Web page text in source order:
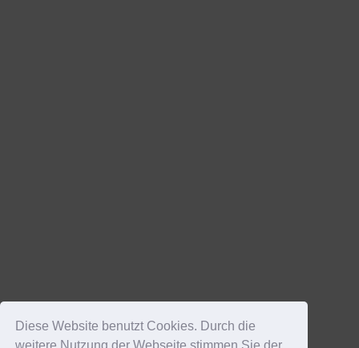
Diese Website benutzt Cookies. Durch die
weitere Nutzung der Webseite stimmen Sie der